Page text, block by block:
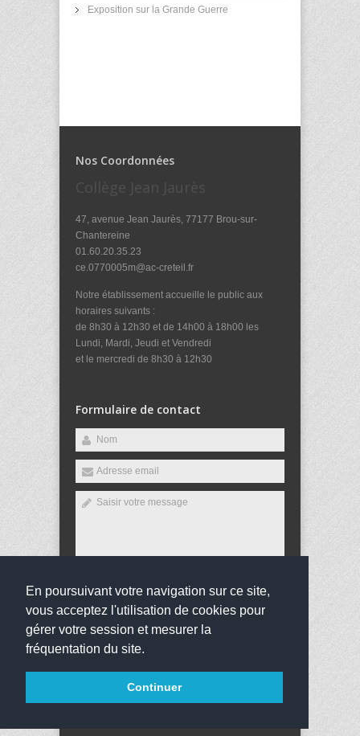
En poursuivant votre navigation sur ce site,
vous acceptez l'utilisation de cookies pour
gérer votre session et mesurer la
fréquentation du site.
Continuer
Exposition sur la Grande Guerre
Nos Coordonnées
Collège Jean Jaurès
47, avenue Jean Jaurès, 77177 Brou-sur-
Chantereine
01.60.20.35.23
ce.0770005m@ac-creteil.fr
Notre établissement accueille le public aux
horaires suivants :
de 8h30 à 12h30 et de 14h00 à 18h00 les
Lundi, Mardi, Jeudi et Vendredi
et le mercredi de 8h30 à 12h30
Formulaire de contact
Envoyer
réservés
websco